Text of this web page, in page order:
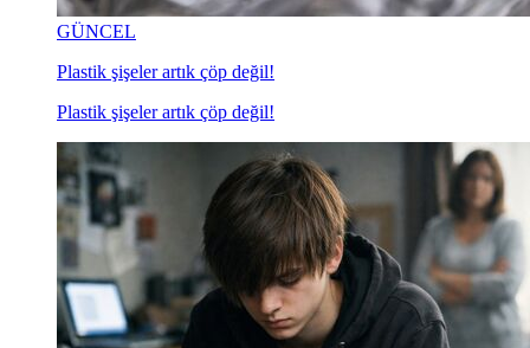
GÜNCEL
Plastik şişeler artık çöp değil!
Plastik şişeler artık çöp değil!